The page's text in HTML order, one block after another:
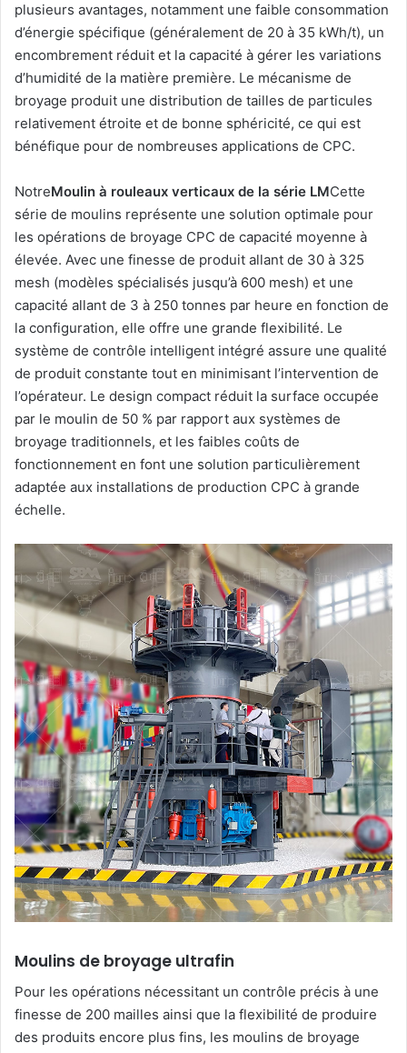
plusieurs avantages, notamment une faible consommation
d’énergie spécifique (généralement de 20 à 35 kWh/t), un
encombrement réduit et la capacité à gérer les variations
d’humidité de la matière première. Le mécanisme de
broyage produit une distribution de tailles de particules
relativement étroite et de bonne sphéricité, ce qui est
bénéfique pour de nombreuses applications de CPC.
NotreMoulin à rouleaux verticaux de la série LMCette
série de moulins représente une solution optimale pour
les opérations de broyage CPC de capacité moyenne à
élevée. Avec une finesse de produit allant de 30 à 325
mesh (modèles spécialisés jusqu’à 600 mesh) et une
capacité allant de 3 à 250 tonnes par heure en fonction de
la configuration, elle offre une grande flexibilité. Le
système de contrôle intelligent intégré assure une qualité
de produit constante tout en minimisant l’intervention de
l’opérateur. Le design compact réduit la surface occupée
par le moulin de 50 % par rapport aux systèmes de
broyage traditionnels, et les faibles coûts de
fonctionnement en font une solution particulièrement
adaptée aux installations de production CPC à grande
échelle.
Moulins de broyage ultrafin
Pour les opérations nécessitant un contrôle précis à une
finesse de 200 mailles ainsi que la flexibilité de produire
des produits encore plus fins, les moulins de broyage